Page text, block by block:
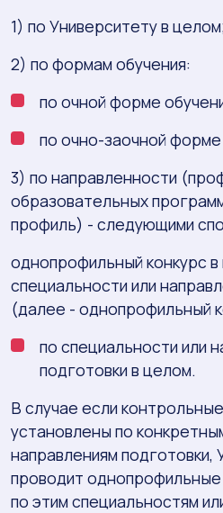
1) по Университету в целом;
2) по формам обучения:
по очной форме
по очно-заочной форме
3) по направленности
образовательных
профиль) - следующими
однопрофильный конкурс
специальности или
(далее - однопрофильный
по специальности или
подготовки в целом.
В случае если
установлены по
направлениям подготовки,
проводит однопрофильные
по этим специальностям